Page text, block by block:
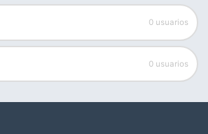
0 usuarios
0 usuarios